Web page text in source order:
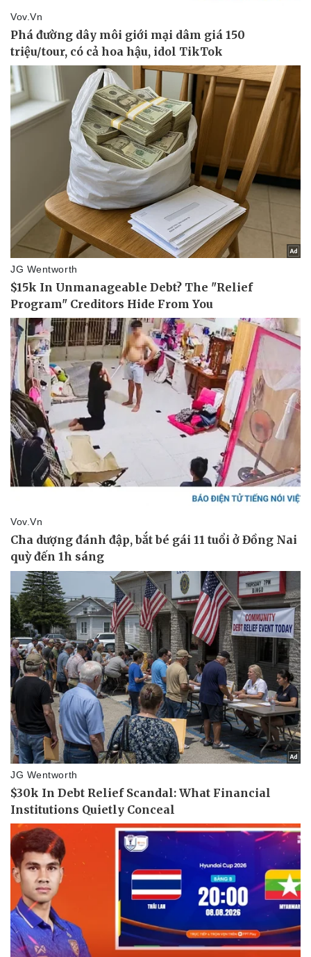
Thể thao
Bóng đá
Lịch thi đấu bóng đá
Thế giới thể thao
eSports
Hậu trường
Ô tô - Xe máy
Ô tô
Xe máy
Tư vấn